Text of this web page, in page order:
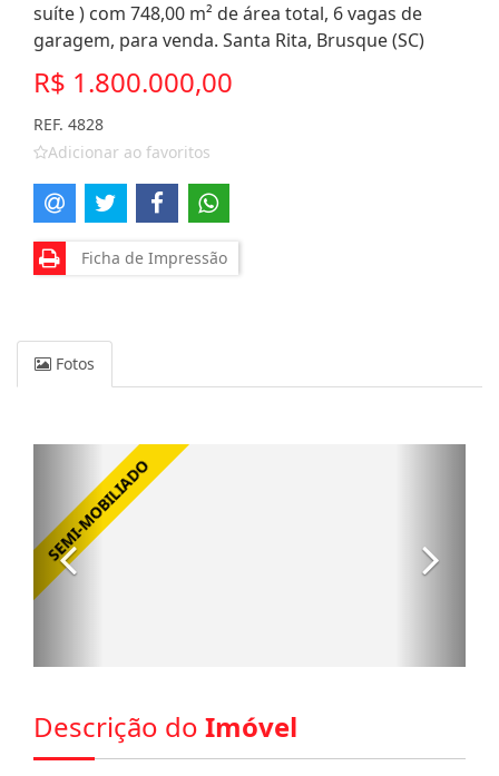
suíte ) com 748,00 m² de área total, 6 vagas de
garagem, para venda. Santa Rita, Brusque (SC)
R$ 1.800.000,00
REF. 4828
Adicionar ao favoritos
Ficha de Impressão
Fotos
Descrição do Imóvel